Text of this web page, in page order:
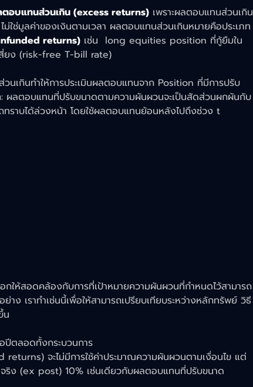
อบแทนส่วนเกิน (excess returns) เพราะผลตอบแทนส่วนเกิน
ใช่มูลค่าของเงินตามเวลา ผลตอบแทนส่วนเกินหมายคือประเภท
returns) เช่น  long equities position ที่กู้ยืมใน
ยง (risk-free T-bill rate)
เกินทำให้การประเมินผลตอบแทนจาก Position ที่มีการปรับ
ผลตอบแทนที่ปรับขนาดตามความผันผวนจะเป็นสัดส่วนผกผันกับ
ทราบได้ล่วงหน้า โดยใช้ผลตอบแทนย้อนหลังไปถึงช่วง t
กให้สอดคล้องกับการที่เป้าหมายความผันผวนที่กำหนดไว้สามารถ
ง เราทำเช่นนี้เพื่อให้สามารถเปรียบเทียบระหว่างหลักทรัพย์ วิธี
น
ปีตลอดทั้งกระบวนการ
จะไม่มีการใช้ค่าประมาณความผันผวนตามเงื่อนไข แต่
ริง (ex post) 10% เช่นเดียวกับผลตอบแทนที่ปรับขนาด